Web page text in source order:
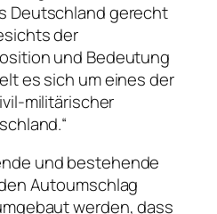
Deutschland gerecht
der
und Bedeutung
es sich um eines der
militärischer
und bestehende
Autoumschlag
werden, dass